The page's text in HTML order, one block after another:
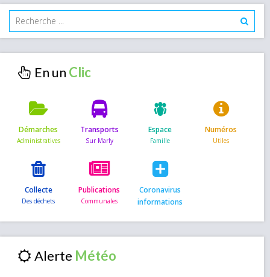
En un
Démarches Transports Espace Numéros
Collecte Publications
Coronavirus
informations
Alerte